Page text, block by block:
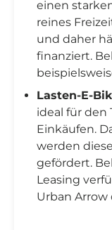
einen
reines
und daher
finanziert.
Lasten-E-
ideal für den
Einkäufen.
werden
gefördert.
Leasing
Urban Arrow